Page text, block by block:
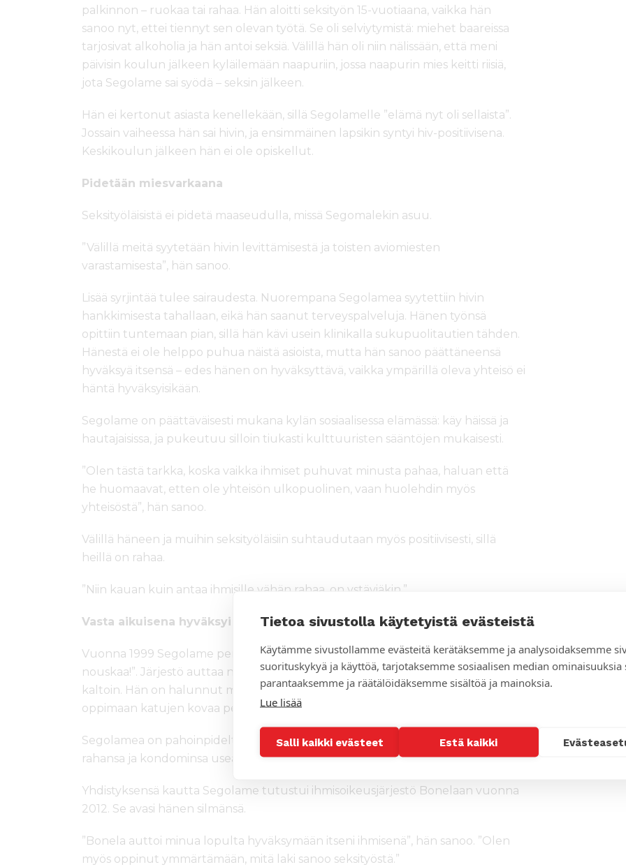
Tietoa sivustolla käytetyistä evästeistä
Käytämme sivustollamme evästeitä kerätäksemme ja analysoidaksemme
suorituskykyä ja käyttöä, tarjotaksemme sosiaalisen median ominaisuuksia
parantaaksemme ja räätälöidäksemme sisältöä ja mainoksia.
Lue lisää
Salli kaikki evästeet Estä kaikki
palkinnon – ruokaa tai rahaa. Hän aloitti seksityön 15-vuotiaana, vaikka hän
sanoo nyt, ettei tiennyt sen olevan työtä. Se oli selviytymistä: miehet baareissa
tarjosivat alkoholia ja hän antoi seksiä. Välillä hän oli niin nälissään, että meni
päivisin koulun jälkeen kyläilemään naapuriin, jossa naapurin mies keitti riisiä,
jota Segolame sai syödä – seksin jälkeen.
Hän ei kertonut asiasta kenellekään, sillä Segolamelle ”elämä nyt oli sellaista”.
Jossain vaiheessa hän sai hivin, ja ensimmäinen lapsikin syntyi hiv-positiivisena.
Keskikoulun jälkeen hän ei ole opiskellut.
Pidetään miesvarkaana
Seksityöläisistä ei pidetä maaseudulla, missä Segomalekin asuu.
”Välillä meitä syytetään hivin levittämisestä ja toisten aviomiesten
varastamisesta”, hän sanoo.
Lisää syrjintää tulee sairaudesta. Nuorempana Segolamea syytettiin hivin
hankkimisesta tahallaan, eikä hän saanut terveyspalveluja. Hänen työnsä
opittiin tuntemaan pian, sillä hän kävi usein klinikalla sukupuolitautien tähden.
Hänestä ei ole helppo puhua näistä asioista, mutta hän sanoo päättäneensä
hyväksyä itsensä – edes hänen on hyväksyttävä, vaikka ympärillä oleva yhteisö ei
häntä hyväksyisikään.
Segolame on päättäväisesti mukana kylän sosiaalisessa elämässä: käy häissä ja
hautajaisissa, ja pukeutuu silloin tiukasti kulttuuristen sääntöjen mukaisesti.
”Olen tästä tarkka, koska vaikka ihmiset puhuvat minusta pahaa, haluan että
he huomaavat, etten ole yhteisön ulkopuolinen, vaan huolehdin myös
yhteisöstä”, hän sanoo.
Välillä häneen ja muihin seksityöläisiin suhtaudutaan myös positiivisesti, sillä
heillä on rahaa.
”Niin kauan kuin antaa ihmisille vähän rahaa, on ystäviäkin.”
Vasta aikuisena hyväksyi itsensä ihmisenä
Vuonna 1999 Segolame perusti yhdistyksen, jonka nimi tarkoittaa ”Nuoret,
nouskaa!”. Järjestö auttaa nuoria seksityöläisiä, joita syrjitään ja kohdellaan
kaltoin. Hän on halunnut myötävaikuttaa, etteivät nuoret seksityöläiset joutuisi
oppimaan katujen kovaa peliä kantapään kautta.
Segolamea on pahoinpidelty ja raiskattu usein, ja poliisit ovat varastaneet hänen
rahansa ja kondominsa useammin kuin kerran, hän sanoo.
Yhdistyksensä kautta Segolame tutustui ihmisoikeusjärjestö Bonelaan vuonna
2012. Se avasi hänen silmänsä.
”Bonela auttoi minua lopulta hyväksymään itseni ihmisenä”, hän sanoo. ”Olen
myös oppinut ymmärtämään, mitä laki sanoo seksityöstä.”